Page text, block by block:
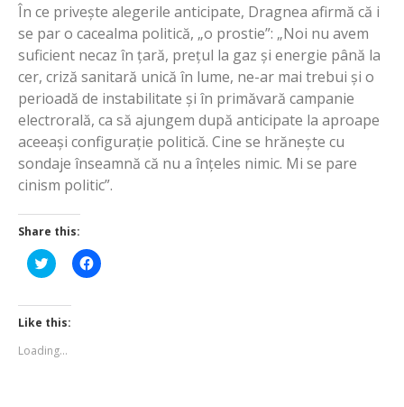
În ce privește alegerile anticipate, Dragnea afirmă că i
se par o cacealma politică, „o prostie”: „Noi nu avem
suficient necaz în țară, prețul la gaz și energie până la
cer, criză sanitară unică în lume, ne-ar mai trebui și o
perioadă de instabilitate și în primăvară campanie
electrorală, ca să ajungem după anticipate la aproape
aceeași configurație politică. Cine se hrănește cu
sondaje înseamnă că nu a înțeles nimic. Mi se pare
cinism politic”.
Share this:
Click
to
Twitter
(Opens
in
window)
Click
to
Like this:
Loading...